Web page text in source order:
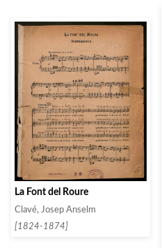
La Font del Roure
Clavé, Josep Anselm
[1824-1874]